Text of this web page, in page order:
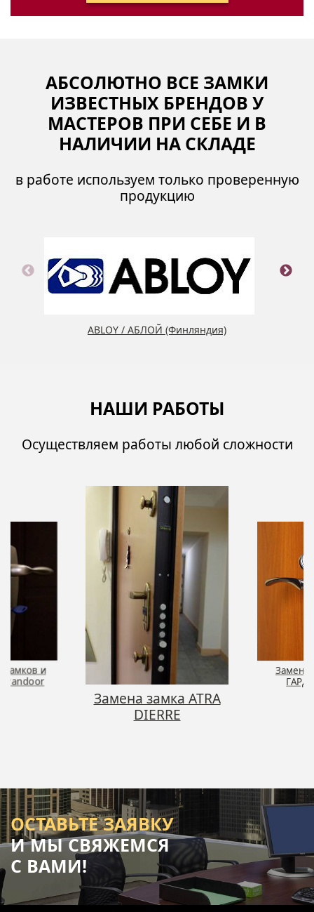
АБСОЛЮТНО ВСЕ ЗАМКИ
ИЗВЕСТНЫХ БРЕНДОВ У
МАСТЕРОВ ПРИ СЕБЕ И В
НАЛИЧИИ НА СКЛАДЕ
в работе используем только проверенную
продукцию
ABLOY / АБЛОЙ (Финляндия)
НАШИ РАБОТЫ
Осуществляем работы любой сложности
замков и
Pandoor
Замена замка ATRA
DIERRE
Замена
ОСТАВЬТЕ ЗАЯВКУ
И МЫ СВЯЖЕМСЯ
С ВАМИ!